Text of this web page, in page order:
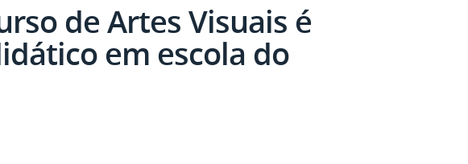
de Artes Visuais é
em escola do